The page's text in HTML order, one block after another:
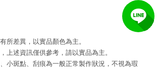
所差異，以實品顏色為主。
上述資訊僅供參考，請以實品為主。
小斑點、刮痕為一般正常製作狀況，不視為瑕